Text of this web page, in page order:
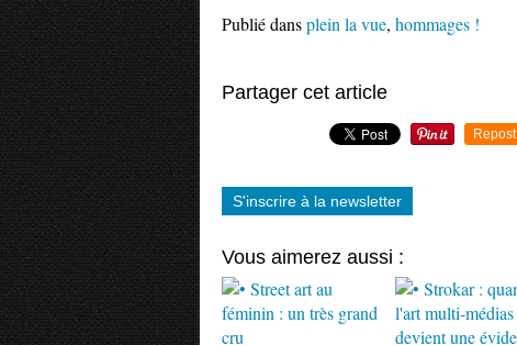
Publié dansplein la vue, hommages !
Partager cet article
Repost
S'inscrire à la newsletter
Vous aimerez aussi :